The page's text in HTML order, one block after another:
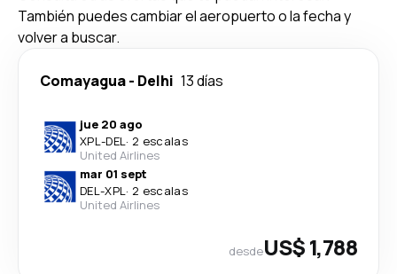
También puedes cambiar el aeropuerto o la fecha y
volver a buscar.
Comayagua- Delhi 13 días
jue 20 ago
XPL-DEL· 2 escalas
United Airlines
mar 01 sept
DEL-XPL· 2 escalas
United Airlines
desdeUS$ 1,788